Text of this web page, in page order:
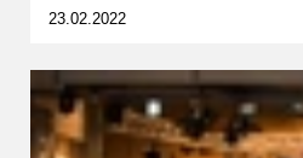
23.02.2022